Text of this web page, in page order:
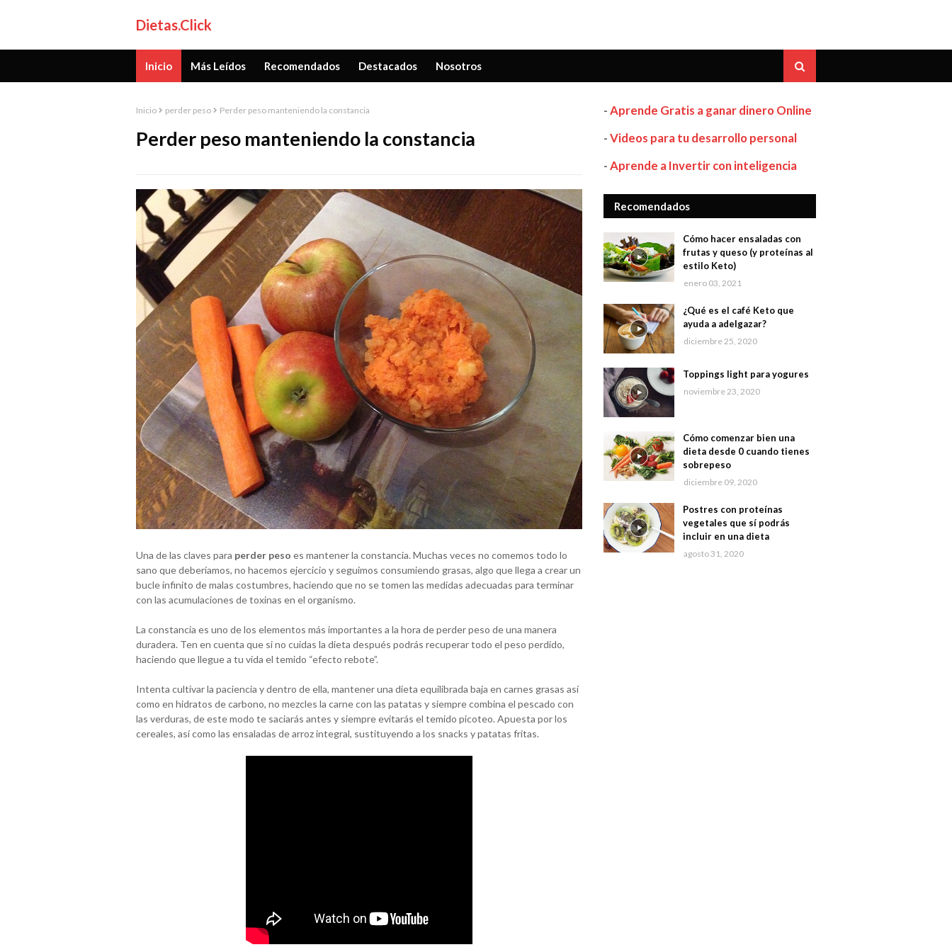
Dietas.Click
Inicio Más Leídos Recomendados Destacados Nosotros
Inicio perder peso Perder peso manteniendo la constancia
Perder peso manteniendo la constancia
Una de las claves para perder peso es mantener la constancia. Muchas veces no comemos todo lo
sano que deberíamos, no hacemos ejercicio y seguimos consumiendo grasas, algo que llega a crear un
bucle infinito de malas costumbres, haciendo que no se tomen las medidas adecuadas para terminar
con las acumulaciones de toxinas en el organismo.
La constancia es uno de los elementos más importantes a la hora de perder peso de una manera
duradera. Ten en cuenta que si no cuidas la dieta después podrás recuperar todo el peso perdido,
haciendo que llegue a tu vida el temido “efecto rebote”.
Intenta cultivar la paciencia y dentro de ella, mantener una dieta equilibrada baja en carnes grasas así
como en hidratos de carbono, no mezcles la carne con las patatas y siempre combina el pescado con
las verduras, de este modo te saciarás antes y siempre evitarás el temido picoteo. Apuesta por los
cereales, así como las ensaladas de arroz integral, sustituyendo a los snacks y patatas fritas.
-Aprende Gratis a ganar dinero Online
-Videos para tu desarrollo personal
-Aprende a Invertir con inteligencia
Recomendados
Cómo hacer ensaladas con
frutas y queso (y proteínas al
estilo Keto)
enero 03, 2021
¿Qué es el café Keto que
ayuda a adelgazar?
diciembre 25, 2020
Toppings light para yogures
noviembre 23, 2020
Cómo comenzar bien una
dieta desde 0 cuando tienes
sobrepeso
diciembre 09, 2020
Postres con proteínas
vegetales que sí podrás
incluir en una dieta
agosto 31, 2020